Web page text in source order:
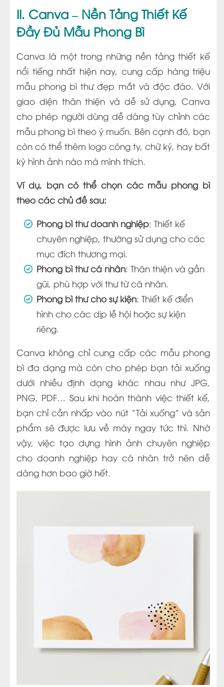
II. Canva – Nền Tảng Thiết Kế
Đầy Đủ Mẫu Phong Bì
Canva là một trong những nền tảng thiết kế
nổi tiếng nhất hiện nay, cung cấp hàng triệu
mẫu phong bì thư đẹp mắt và độc đáo. Với
giao diện thân thiện và dễ sử dụng, Canva
cho phép người dùng dễ dàng tùy chỉnh các
mẫu phong bì theo ý muốn. Bên cạnh đó, bạn
còn có thể thêm logo công ty, chữ ký, hay bất
kỳ hình ảnh nào mà mình thích.
Ví dụ, bạn có thể chọn các mẫu phong bì
theo các chủ đề sau:
Phong bì thư doanh nghiệp: Thiết kế
chuyên nghiệp, thường sử dụng cho các
mục đích thương mại.
Phong bì thư cá nhân: Thân thiện và gần
gũi, phù hợp với thư từ cá nhân.
Phong bì thư cho sự kiện: Thiết kế điển
hình cho các dịp lễ hội hoặc sự kiện
riêng.
Canva không chỉ cung cấp các mẫu phong
bì đa dạng mà còn cho phép bạn tải xuống
dưới nhiều định dạng khác nhau như JPG,
PNG, PDF… Sau khi hoàn thành việc thiết kế,
bạn chỉ cần nhấp vào nút “Tải xuống” và sản
phẩm sẽ được lưu về máy ngay tức thì. Nhờ
vậy, việc tạo dựng hình ảnh chuyên nghiệp
cho doanh nghiệp hay cá nhân trở nên dễ
dàng hơn bao giờ hết.